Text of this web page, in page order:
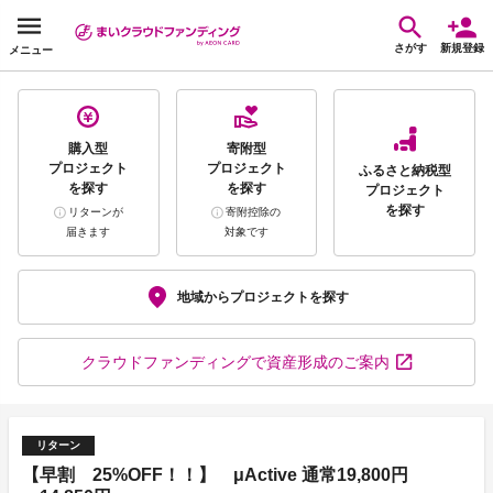
メニュー さがす 新規登録
購入型
プロジェクト
を探す
リターンが
届きます
寄附型
プロジェクト
を探す
寄附控除の
対象です
ふるさと納税型
プロジェクト
を探す
地域からプロジェクトを探す
クラウドファンディングで資産形成のご案内
リターン
【早割 25%OFF！！】 μActive 通常19,800円